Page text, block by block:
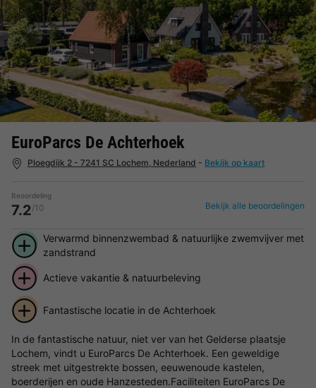
EuroParcs De Achterhoek
Ploegdijk 2 - 7241 SC Lochem, Nederland - Bekijk op kaart
Beoordeling
7.2/10 Bekijk alle beoordelingen
Verwarmd binnenzwembad & natuurlijke zwemvijver met
zandstrand
Actieve vakantie & natuurbeleving
Fantastische locatie in de Achterhoek
In de fantastische natuur, niet ver van het Gelderse plaatsje
Lochem, vindt u EuroParcs De Achterhoek. Een geweldige
streek met uitgestrekte bossen, eeuwenoude kastelen,
boerderijen en oude Hanzesteden.Faciliteiten EuroParcs De